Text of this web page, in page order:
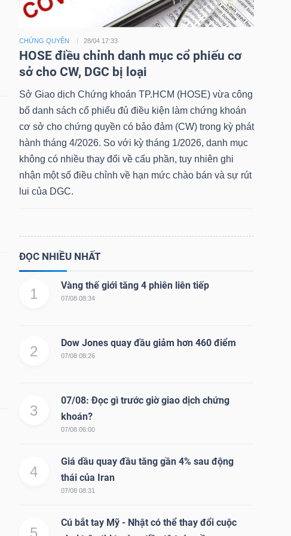
CHỨNG QUYỀN 28/04 17:33
HOSE điều chỉnh danh mục cổ phiếu cơ
sở cho CW, DGC bị loại
Sở Giao dịch Chứng khoán TP.HCM (HOSE) vừa công
bố danh sách cổ phiếu đủ điều kiện làm chứng khoán
cơ sở cho chứng quyền có bảo đảm (CW) trong kỳ phát
hành tháng 4/2026. So với kỳ tháng 1/2026, danh mục
không có nhiều thay đổi về cấu phần, tuy nhiên ghi
nhận một số điều chỉnh về hạn mức chào bán và sự rút
lui của DGC.
ĐỌC NHIỀU NHẤT
1
Vàng thế giới tăng 4 phiên liên tiếp
07/08 08:34
2
Dow Jones quay đầu giảm hơn 460 điểm
07/08 08:26
3
07/08: Đọc gì trước giờ giao dịch chứng
khoán?
07/08 06:00
4
Giá dầu quay đầu tăng gần 4% sau động
thái của Iran
07/08 08:31
5
Cú bắt tay Mỹ - Nhật có thể thay đổi cuộc